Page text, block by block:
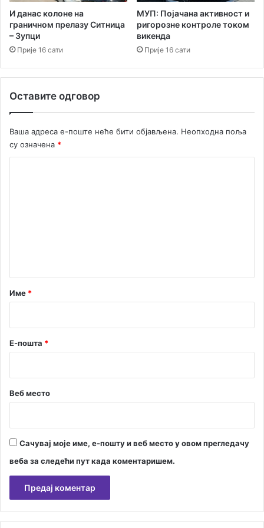
И данас колоне на
граничном прелазу Ситница
– Зупци
Прије 16 сати
МУП: Појачана активност и
ригорозне контроле током
викенда
Прије 16 сати
Оставите одговор
Ваша адреса е-поште неће бити објављена. Неопходна поља
су означена *
р
Име *
Е-пошта *
Веб место
Сачувај моје име, е-пошту и веб место у овом прегледачу
веба за следећи пут када коментаришем.